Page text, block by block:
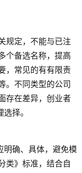
规定，不能与已注
个备选名称，提高
，常见的有有限责
。不同类型的公司
存在差异，创业者
择。
明确、具体，避免模
类》标准，结合自